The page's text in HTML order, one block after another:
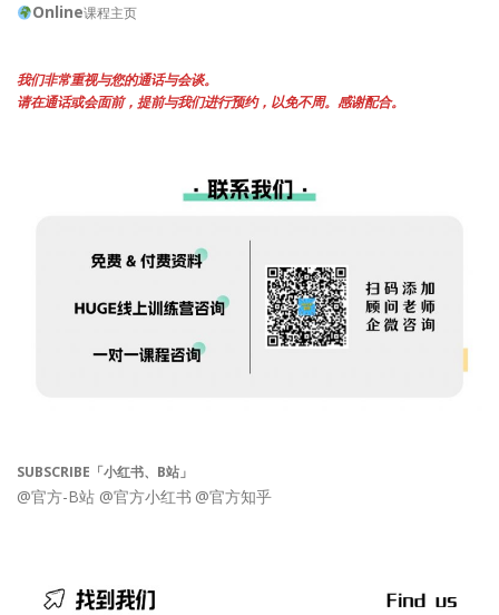
Online课程主页
我们非常重视与您的通话与会谈。
请在通话或会面前，提前与我们进行预约，以免不周。感谢配合。
SUBSCRIBE「小红书、B站」
@官方-B站 @官方小红书 @官方知乎